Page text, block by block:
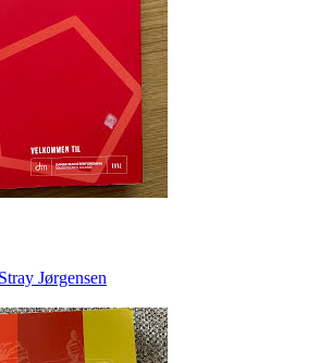
Jørgensen